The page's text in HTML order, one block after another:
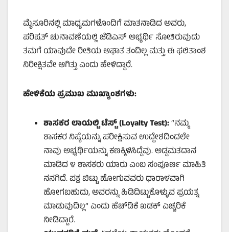
ಮೈಸೂರಿನಲ್ಲಿ ಮಾಧ್ಯಮಗಳೊಂದಿಗೆ ಮಾತನಾಡಿದ ಅವರು,
ಪರಿಷತ್ ಚುನಾವಣೆಯಲ್ಲಿ ಜೆಡಿಎಸ್ ಅಭ್ಯರ್ಥಿ ಸೋತಿರುವುದು
ತಮಗೆ ಯಾವುದೇ ರೀತಿಯ ಆಘಾತ ತಂದಿಲ್ಲ ಮತ್ತು ಈ ಫಲಿತಾಂಶ
ನಿರೀಕ್ಷಿತವೇ ಆಗಿತ್ತು ಎಂದು ಹೇಳಿದ್ದಾರೆ.
ಹೇಳಿಕೆಯ ಪ್ರಮುಖ ಮುಖ್ಯಾಂಶಗಳು:
ಶಾಸಕರ ಲಾಯಲ್ಟಿ ಟೆಸ್ಟ್ (Loyalty Test):“ನಮ್ಮ
ಶಾಸಕರ ನಿಷ್ಠೆಯನ್ನು ಪರೀಕ್ಷಿಸುವ ಉದ್ದೇಶದಿಂದಲೇ
ನಾವು ಅಭ್ಯರ್ಥಿಯನ್ನು ಕಣಕ್ಕಿಳಿಸಿದ್ದೆವು. ಅಡ್ಡಮತದಾನ
ಮಾಡಿದ ೪ ಶಾಸಕರು ಯಾರು ಎಂಬ ಸಂಪೂರ್ಣ ಮಾಹಿತಿ
ನನಗಿದೆ. ಪಕ್ಷ ಬಿಟ್ಟು ಹೋಗುವವರು ಧಾರಾಳವಾಗಿ
ಹೋಗಬಹುದು, ಅವರನ್ನು ಹಿಡಿದಿಟ್ಟುಕೊಳ್ಳುವ ಪ್ರಯತ್ನ
ಮಾಡುವುದಿಲ್ಲ” ಎಂದು ಹೆಚ್‌ಡಿಕೆ ಖಡಕ್ ಎಚ್ಚರಿಕೆ
ನೀಡಿದ್ದಾರೆ.